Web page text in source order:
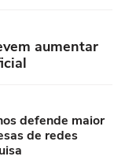
aumentar
defende maior
de redes